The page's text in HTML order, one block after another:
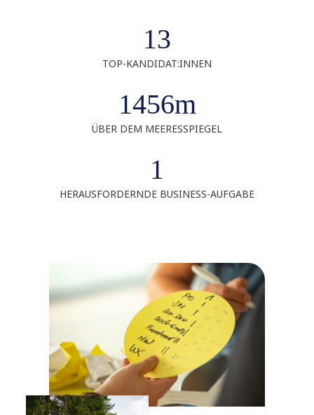
13
TOP-KANDIDAT:INNEN
1456m
ÜBER DEM MEERESSPIEGEL
1
HERAUSFORDERNDE BUSINESS-AUFGABE